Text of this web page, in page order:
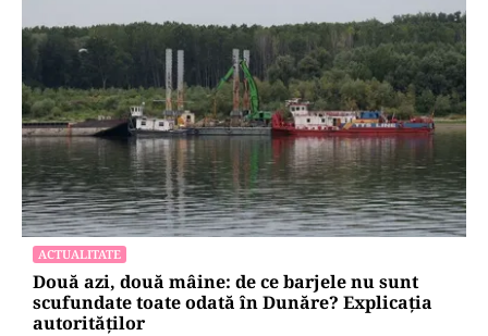
ACTUALITATE
Două azi, două mâine: de ce barjele nu sunt
scufundate toate odată în Dunăre? Explicația
autorităților